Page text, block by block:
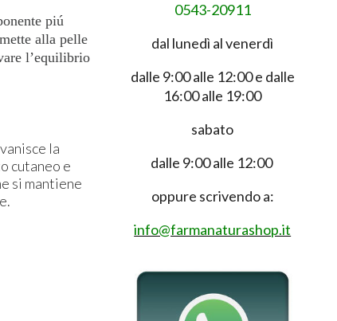
piú
alla pelle
l’equilibrio
la
cutaneo e
si mantiene
0543-20911
dal lunedì al venerdì
dalle 9:00 alle 12:00 e dalle
16:00 alle 19:00
sabato
dalle 9:00 alle 12:00
oppure scrivendo a:
info@farmanaturashop.it